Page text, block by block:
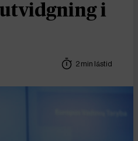
i
2 min lästid